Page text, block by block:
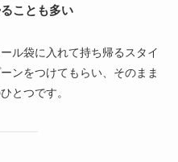
ことも多い
ル袋に入れて持ち帰るスタイ
ンをつけてもらい、そのまま
とつです。